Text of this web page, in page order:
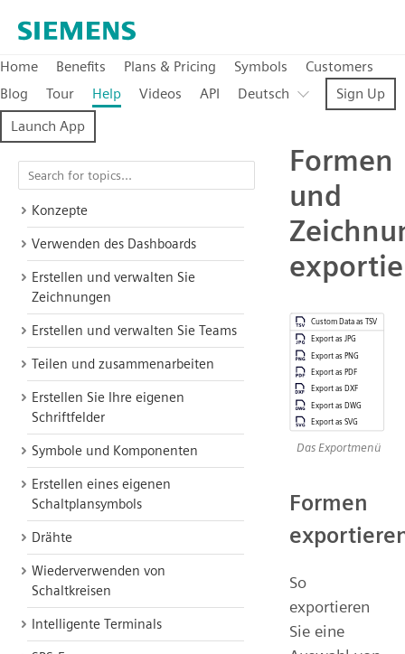
Home Benefits Plans & Pricing Symbols
Customers
Blog
Tour Help Videos API Deutsch
Sign Up
Launch App
Konzepte
Verwenden des Dashboards
Erstellen und verwalten Sie
Zeichnungen
Erstellen und verwalten Sie Teams
Teilen und zusammenarbeiten
Erstellen Sie Ihre eigenen
Schriftfelder
Symbole und Komponenten
Erstellen eines eigenen
Schaltplansymbols
Drähte
Wiederverwenden von
Schaltkreisen
Intelligente Terminals
Formen
und
Das Exportmenü
Formen
So
exportieren
Sie eine